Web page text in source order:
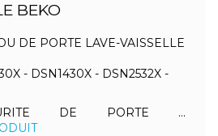
BEKO
DE PORTE LAVE-VAISSELLE
- DSN1430X - DSN2532X -
DE PORTE ...